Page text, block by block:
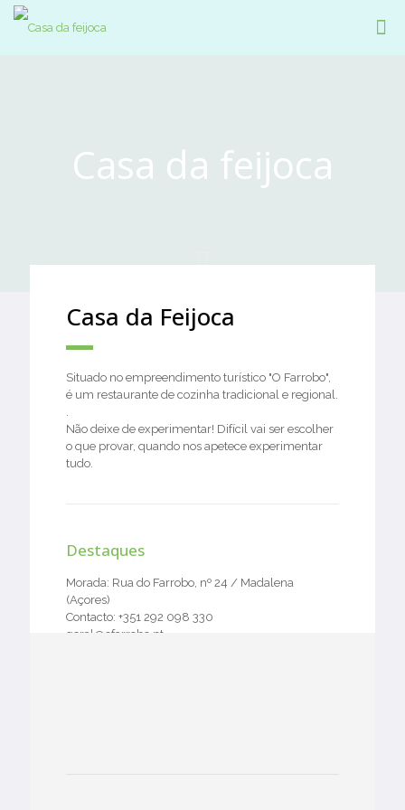
Casa da feijoca
Casa da Feijoca
Situado no empreendimento turístico "O Farrobo",
é um restaurante de cozinha tradicional e regional.
.
Não deixe de experimentar! Difícil vai ser escolher
o que provar, quando nos apetece experimentar
tudo.
Destaques
Morada: Rua do Farrobo, nº 24 / Madalena
(Açores)
Contacto: +351 292 098 330
geral@ofarrobo.pt